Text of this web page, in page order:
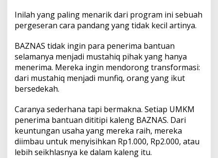
Inilah yang paling menarik dari program ini sebuah
pergeseran cara pandang yang tidak kecil artinya.
BAZNAS tidak ingin para penerima bantuan
selamanya menjadi mustahiq pihak yang hanya
menerima. Mereka ingin mendorong transformasi:
dari mustahiq menjadi munfiq, orang yang ikut
bersedekah.
Caranya sederhana tapi bermakna. Setiap UMKM
penerima bantuan dititipi kaleng BAZNAS. Dari
keuntungan usaha yang mereka raih, mereka
diimbau untuk menyisihkan Rp1.000, Rp2.000, atau
lebih seikhlasnya ke dalam kaleng itu.